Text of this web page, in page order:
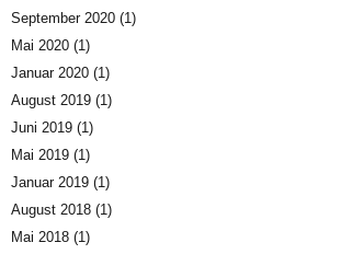
September 2020 (1)
Mai 2020 (1)
Januar 2020 (1)
August 2019 (1)
Juni 2019 (1)
Mai 2019 (1)
Januar 2019 (1)
August 2018 (1)
Mai 2018 (1)